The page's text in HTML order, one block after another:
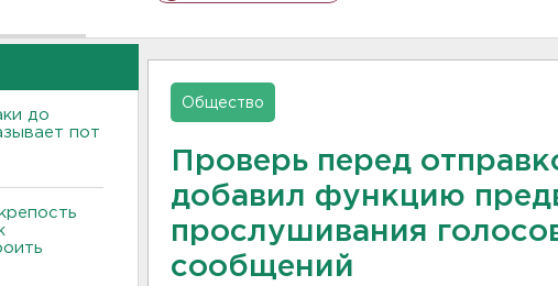
до
пот
Общество
Проверь перед
добавил функцию
прослушивания
сообщений